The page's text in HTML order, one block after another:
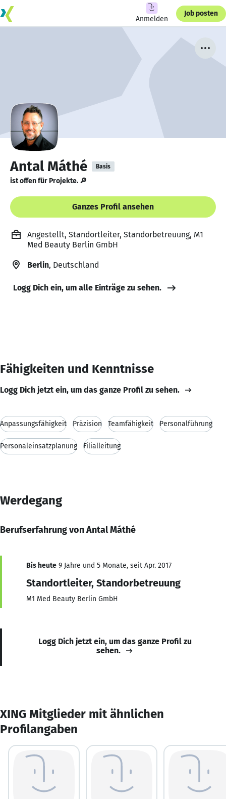
Anmelden
Job posten
Antal Máthé Basis
ist offen für Projekte. 🔎
Ganzes Profil ansehen
Angestellt, Standortleiter, Standorbetreuung, M1
Med Beauty Berlin GmbH
Berlin, Deutschland
Logg Dich ein, um alle Einträge zu sehen.
Fähigkeiten und Kenntnisse
Logg Dich jetzt ein, um das ganze Profil zu sehen.
Anpassungsfähigkeit Präzision Teamfähigkeit Personalführung
Personaleinsatzplanung Filialleitung
Werdegang
Berufserfahrung von Antal Máthé
Bis heute 9 Jahre und 5 Monate, seit Apr. 2017
Standortleiter, Standorbetreuung
M1 Med Beauty Berlin GmbH
Logg Dich jetzt ein, um das ganze Profil zu
sehen.
XING Mitglieder mit ähnlichen
Profilangaben